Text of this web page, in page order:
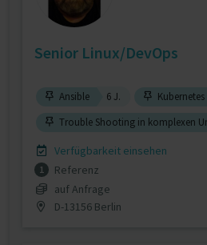
Senior Linux/DevOps
Ansible 6 J. Kubernetes
Trouble Shooting in komplexen
Verfügbarkeit einsehen
1
Referenz
auf Anfrage
D-13156 Berlin